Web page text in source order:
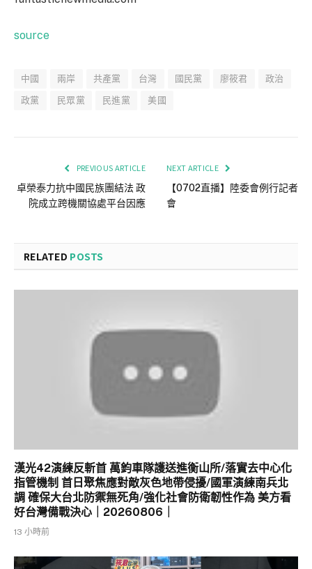
source
中國 兩岸 共產黨 台灣 國民黨 廖筱君 政治
政黨 民眾黨 民進黨 美國
PREVIOUS ARTICLE
卓榮泰力抗中國民族團結法 政
院成立跨機關協處平台因應
NEXT ARTICLE
【0702直播】陸委會例行記者
會
RELATED POSTS
漢光42演練反斬首 萬鈞車隊護送進衡山所/落實去中心化
指管機制 首日聚焦應對敵灰色地帶侵擾/國軍演練南兵北
調 確保大台北防禦無死角/強化社會防衛韌性作為 美方看
好台灣備戰決心｜20260806｜
13 小時前